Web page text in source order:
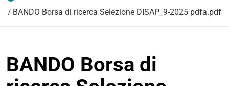
BANDO Borsa di ricerca Selezione DISAP_9-2025 pdfa.pdf
BANDO Borsa di